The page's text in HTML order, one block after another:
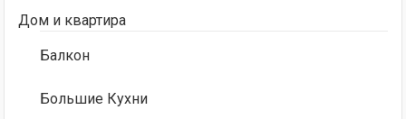
Дом и квартира
Балкон
Большие Кухни